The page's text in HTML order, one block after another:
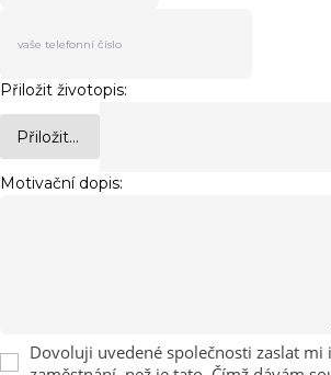
Přiložit životopis:
Přiložit...
Motivační dopis:
Dovoluji uvedené společnosti zaslat